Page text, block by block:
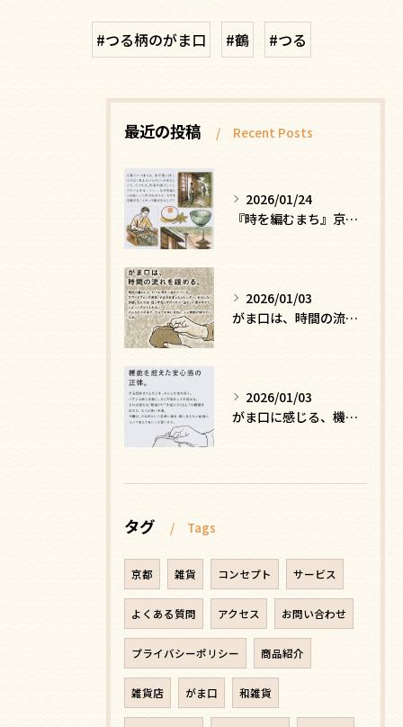
#つる柄のがま口 #鶴 #つる
最近の投稿 Recent Posts
2026/01/24
『時を編むまち』京都ー日常にひそむ、静かな贅沢
2026/01/03
がま口は、時間の流れを緩める
2026/01/03
がま口に感じる、機能を超えた安心感の正体
タグ Tags
京都 雑貨 コンセプト サービス
よくある質問 アクセス お問い合わせ
プライバシーポリシー 商品紹介
雑貨店 がま口 和雑貨